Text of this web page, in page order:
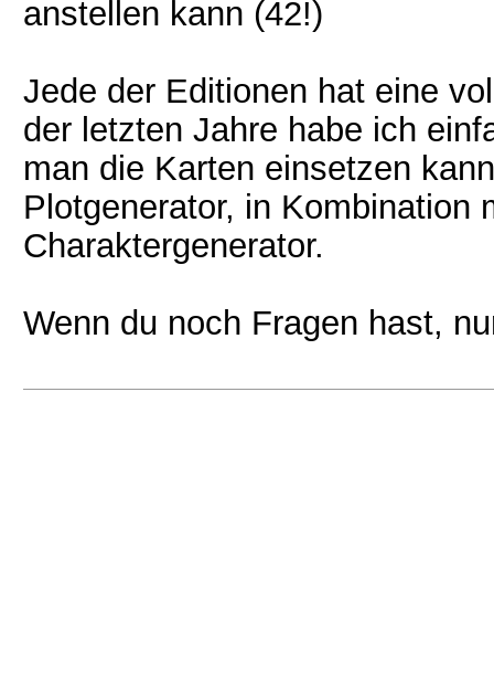
anstellen kann (42!)
Jede der Editionen hat eine
der letzten Jahre habe ich
man die Karten einsetzen
Plotgenerator, in Kombination
Charaktergenerator.
Wenn du noch Fragen hast,